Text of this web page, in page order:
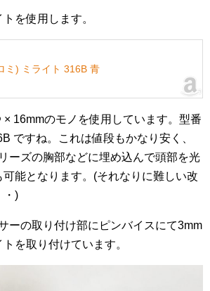
を使用します。
ミ) ミライト 316B 青
16mmのモノを使用しています。型番
ですね。これは値段もかなり安く、
ーズの胸部などに埋め込んで頭部を光
能となります。(それなりに難しい改
・)
ーの取り付け部にピンバイスにて3mm
を取り付けています。